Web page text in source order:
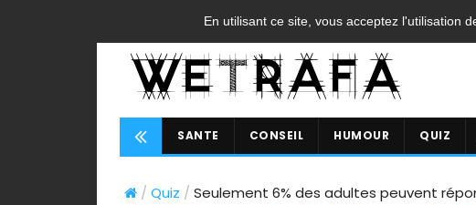
CONTACT A PROPOS FAQ CGU
SANTE CONSEIL HUMOUR QUIZ
/ Quiz / Seulement 6% des adultes peuvent
En utilisant ce site, vous acceptez l'utilisation